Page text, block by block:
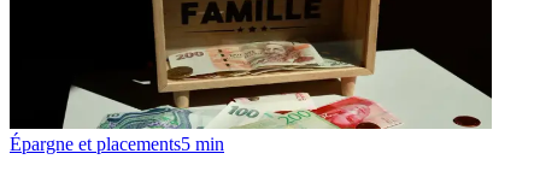
Épargne et placements5 min